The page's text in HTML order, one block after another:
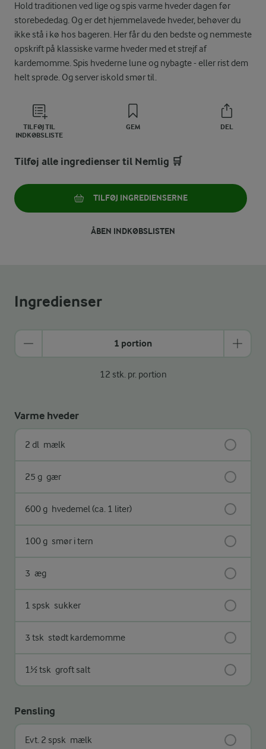
Hold traditionen ved lige og spis varme hveder dagen før
storebededag. Og er det hjemmelavede hveder, behøver du
ikke stå i kø hos bageren. Her får du den bedste og nemmeste
opskrift på klassiske varme hveder med et strejf af
kardemomme. Spis hvederne lune og nybagte - eller rist dem
helt sprøde. Og server iskold smør til.
TILFØJ TIL
INDKØBSLISTE
GEM DEL
Tilføj alle ingredienser til Nemlig 🛒
TILFØJ INGREDIENSERNE
ÅBEN INDKØBSLISTEN
Ingredienser
1 portion
12 stk. pr. portion
Varme hveder
2 dl mælk
25 g gær
600 g hvedemel (ca. 1 liter)
100 g smør i tern
3 æg
1 spsk sukker
3 tsk stødt kardemomme
1½ tsk groft salt
Pensling
Evt. 2 spsk mælk